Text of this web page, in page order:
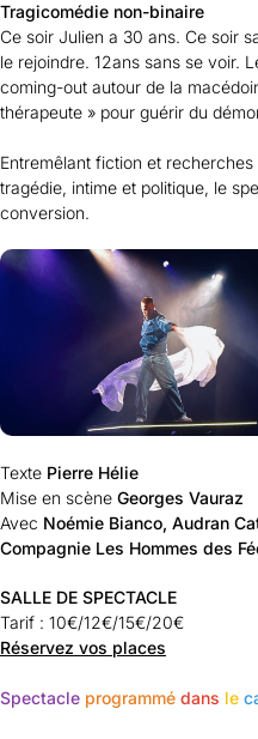
Tragicomédie non-binaire
Ce soir Julien a 30 ans. Ce soir
le rejoindre. 12ans sans se voir.
coming-out autour de la
thérapeute » pour guérir du
Entremêlant fiction et
tragédie, intime et politique, le
conversion.
Texte Pierre Hélie
Mise en scène Georges Vauraz
Avec Noémie Bianco, Audran
Compagnie Les Hommes des
SALLE DE SPECTACLE
Tarif : 10€/12€/15€/20€
Réservez vos places
Spectacle programmé dans le